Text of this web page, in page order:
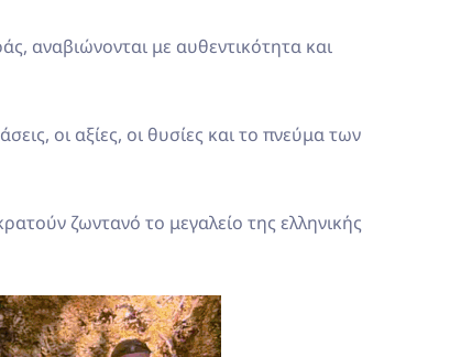
αναβιώνονται με αυθεντικότητα και
οι αξίες, οι θυσίες και το πνεύμα των
ζωντανό το μεγαλείο της ελληνικής